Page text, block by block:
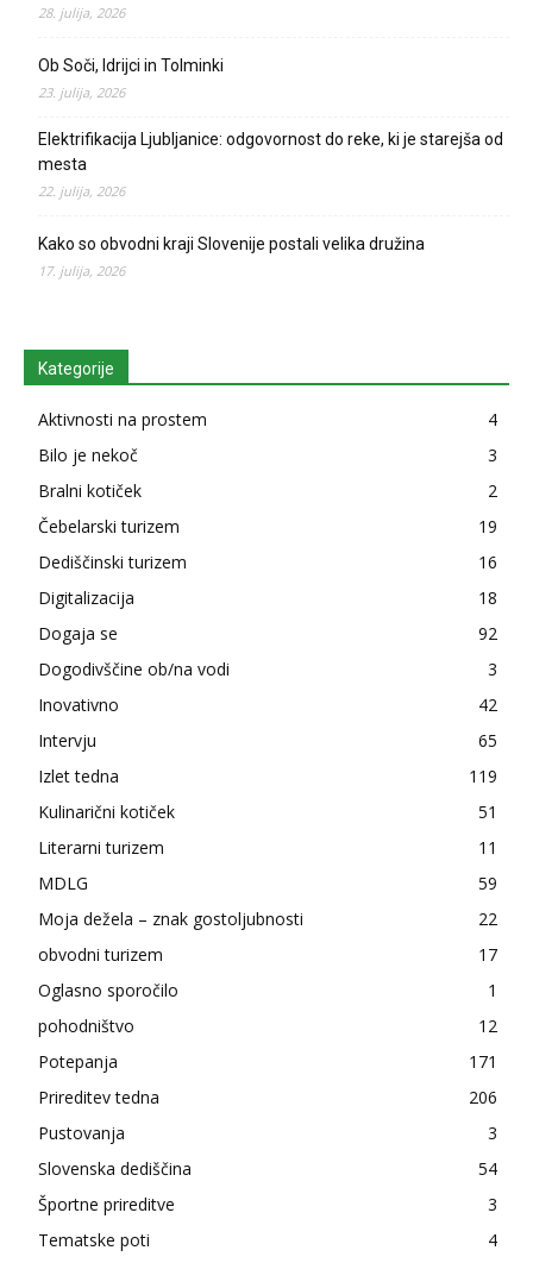
28. julija, 2026
Ob Soči, Idrijci in Tolminki
23. julija, 2026
Elektrifikacija Ljubljanice: odgovornost do reke, ki je starejša od
mesta
22. julija, 2026
Kako so obvodni kraji Slovenije postali velika družina
17. julija, 2026
Kategorije
Aktivnosti na prostem
4
Bilo je nekoč
3
Bralni kotiček
2
Čebelarski turizem
19
Dediščinski turizem
16
Digitalizacija
18
Dogaja se
92
Dogodivščine ob/na vodi
3
Inovativno
42
Intervju
65
Izlet tedna
119
Kulinarični kotiček
51
Literarni turizem
11
MDLG
59
Moja dežela – znak gostoljubnosti
22
obvodni turizem
17
Oglasno sporočilo
1
pohodništvo
12
Potepanja
171
Prireditev tedna
206
Pustovanja
3
Slovenska dediščina
54
Športne prireditve
3
Tematske poti
4